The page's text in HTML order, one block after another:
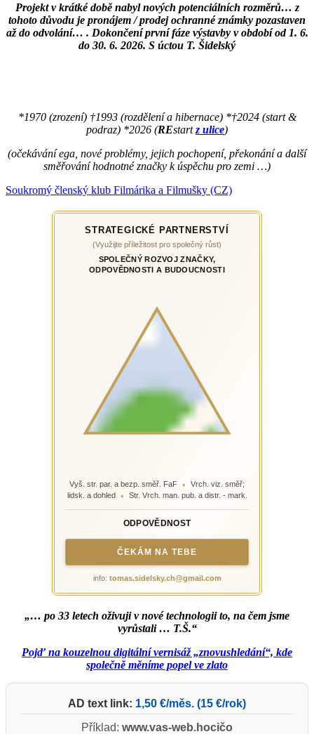
Projekt v krátké době nabyl nových potenciálních rozměrů… z
tohoto důvodu je pronájem / prodej ochranné známky pozastaven
až do odvolání… . Dokončení první fáze výstavby v období od 1. 6.
do 30. 6. 2026. S úctou T. Šidelský
*1970 (zrození) †1993 (rozdělení a hibernace) *†2024 (start &
podraz) *2026 (REstartz ulice)
(očekávání ega, nové problémy, jejich pochopení, překonání a další
směřování hodnotné značky k úspěchu pro zemi …)
Soukromý členský klub Filmárika a Filmušky (CZ)
STRATEGICKÉ PARTNERSTVÍ
(Využijte příležitost pro společný růst)
SPOLEČNÝ ROZVOJ ZNAČKY,
ODPOVĚDNOSTI A BUDOUCNOSTI
Vyš. str. par. a bezp. směř. FaF ♦
Vrch. viz. směř;
lidsk. a dohled
♦ Str. Vrch. man. pub. a distr. - mark.
ODPOVĚDNOST
ČEKÁM NA TEBE
info: tomas.sidelsky.ch@gmail.com
„… po 33 letech oživuji v nové technologii to, na čem jsme
vyrůstali … T.Š.“
Pojď na kouzelnou digitální vernisáž „znovushledání“, kde
společně měníme popel ve zlato
AD text link: 1,50 €/měs. (15 €/rok)
Příklad: www.vas-web.hocičo